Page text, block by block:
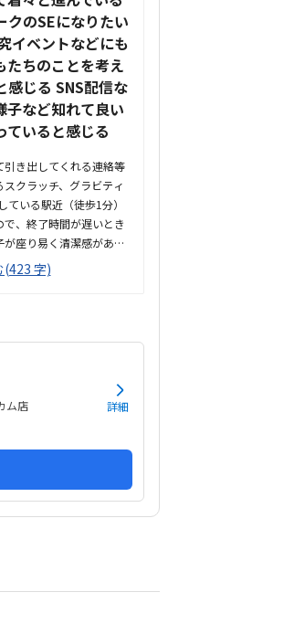
クのSEになりたい
イベントなどにも
たちのことを考え
感じる SNS配信な
子など知れて良い
ていると感じる
き出してくれる連絡等
クラッチ、グラビティ
いる駅近（徒歩1分）
、終了時間が遅いとき
座り易く清潔感がある
があり、集中しやすそ
教室は軒並み高い印象
良いLINE等での質問に
ミングで作ったゲームを
ポートしてくれた今の
、きょうだい割など月
(423 字)
ム店
詳細